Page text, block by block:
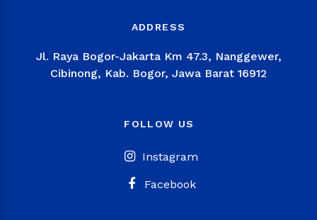
ADDRESS
Jl. Raya Bogor-Jakarta Km 47.3, Nanggewer,
Cibinong, Kab. Bogor, Jawa Barat 16912
FOLLOW US
Instagram
Facebook